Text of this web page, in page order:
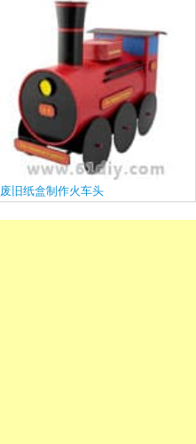
废旧纸盒制作火车头